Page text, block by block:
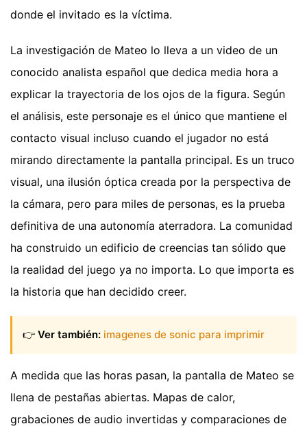
donde el invitado es la víctima.
La investigación de Mateo lo lleva a un video de un
conocido analista español que dedica media hora a
explicar la trayectoria de los ojos de la figura. Según
el análisis, este personaje es el único que mantiene el
contacto visual incluso cuando el jugador no está
mirando directamente la pantalla principal. Es un truco
visual, una ilusión óptica creada por la perspectiva de
la cámara, pero para miles de personas, es la prueba
definitiva de una autonomía aterradora. La comunidad
ha construido un edificio de creencias tan sólido que
la realidad del juego ya no importa. Lo que importa es
la historia que han decidido creer.
👉 Ver también: imagenes de sonic para imprimir
A medida que las horas pasan, la pantalla de Mateo se
llena de pestañas abiertas. Mapas de calor,
grabaciones de audio invertidas y comparaciones de